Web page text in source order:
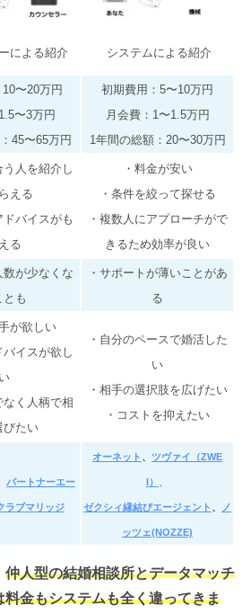
による紹介 システムによる紹介
〜20万円
〜3万円
45〜65万円
初期費用：5〜10万円
月会費：1〜1.5万円
1年間の総額：20〜30万円
う人を紹介し
える
ドバイスがも
る
・料金が安い
・条件を絞って探せる
・複数人にアプローチがで
きるため効率が良い
数が少なくな
とも
・サポートが薄いことがあ
る
が欲しい
バイスが欲し
い
なく人柄で相
びたい
・自分のペースで婚活した
い
・相手の選択肢を広げたい
・コストを抑えたい
パートナーエー
ラブマリッジ
オーネット 、 ツヴァイ（ZWE
I）
ゼクシィ縁結びエージェント 、 ノ
ッツェ(NOZZE)
仲人型の結婚相談所とデータマッチ
金もシステムも全く違ってきま